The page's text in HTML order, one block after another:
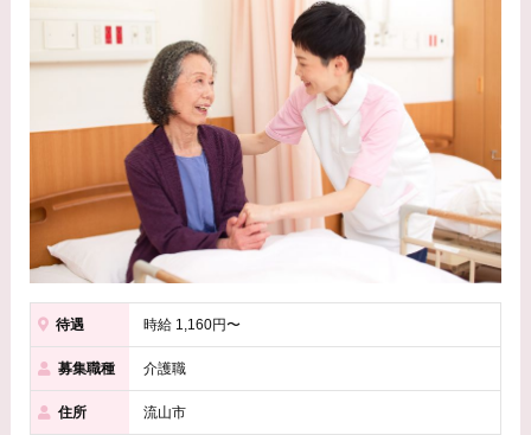
待遇 時給 1,160円〜
募集職種 介護職
住所 流山市